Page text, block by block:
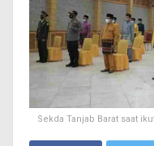
Sekda Tanjab Barat saat